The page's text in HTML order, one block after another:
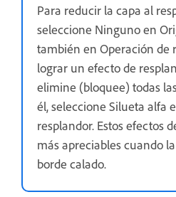
Para reducir la capa al
seleccione Ninguno en
también en Operación de
lograr un efecto de
elimine (bloquee) todas
él, seleccione Silueta alfa
resplandor. Estos efectos
más apreciables cuando
borde calado.